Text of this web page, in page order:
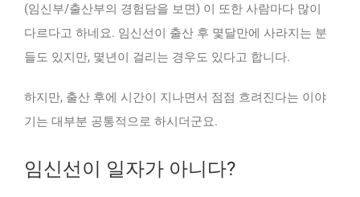
(임신부/출산부의 경험담을 보면) 이 또한 사람마다 많이
다르다고 하네요. 임신선이 출산 후 몇달만에 사라지는 분
들도 있지만, 몇년이 걸리는 경우도 있다고 합니다.
하지만, 출산 후에 시간이 지나면서 점점 흐려진다는 이야
기는 대부분 공통적으로 하시더군요.
임신선이 일자가 아니다?